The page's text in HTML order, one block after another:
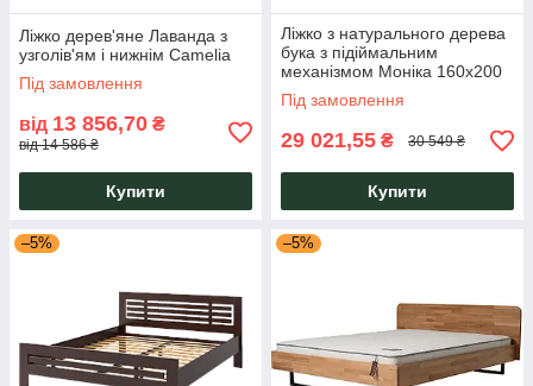
Ліжко дерев'яне Лаванда з
узголів'ям і нижнім Camelia
Під замовлення
від 13 856,70 ₴
від 14 586 ₴
Купити
Ліжко з натурального дерева
бука з підіймальним
механізмом Моніка 160x200
лате Camelia
Під замовлення
29 021,55 ₴ 30 549 ₴
Купити
–5% –5%